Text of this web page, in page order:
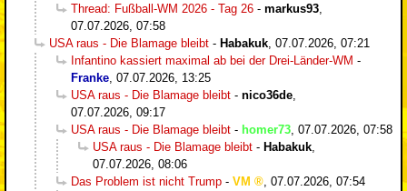
Thread: Fußball-WM 2026 - Tag 26 - markus93,
07.07.2026, 07:58
USA raus - Die Blamage bleibt - Habakuk, 07.07.2026, 07:21
Infantino kassiert maximal ab bei der Drei-Länder-WM -
Franke, 07.07.2026, 13:25
USA raus - Die Blamage bleibt - nico36de,
07.07.2026, 09:17
USA raus - Die Blamage bleibt - homer73, 07.07.2026, 07:58
USA raus - Die Blamage bleibt - Habakuk,
07.07.2026, 08:06
Das Problem ist nicht Trump - VM , 07.07.2026, 07:54